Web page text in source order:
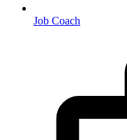
Job Coach